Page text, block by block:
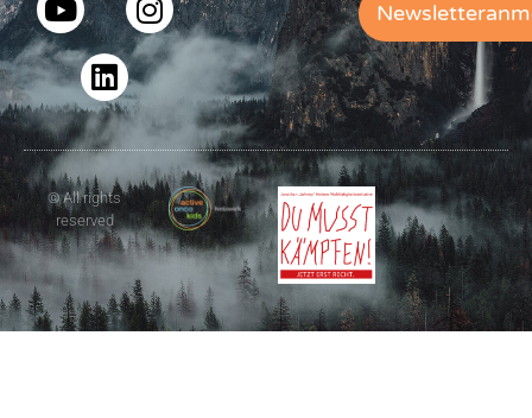
© All rights
reserved